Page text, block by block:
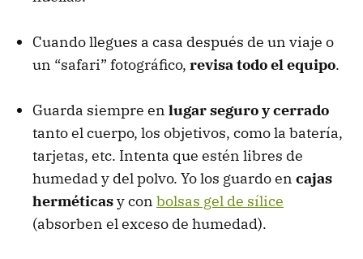
Cuando llegues a casa después de un viaje o
un “safari” fotográfico, revisa todo el equipo.
Guarda siempre en lugar seguro y cerrado
tanto el cuerpo, los objetivos, como la batería,
tarjetas, etc. Intenta que estén libres de
humedad y del polvo. Yo los guardo en cajas
herméticasy con bolsas gel de sílice
(absorben el exceso de humedad).